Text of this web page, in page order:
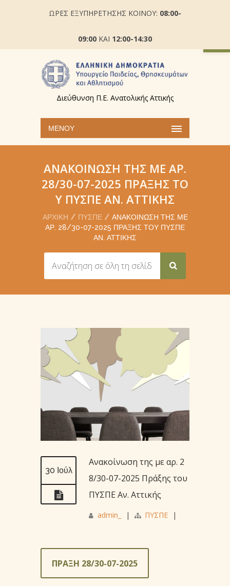
ΩΡΕΣ ΕΞΥΠΗΡΕΤΗΣΗΣ ΚΟΙΝΟΥ: 08:00-
09:00 ΚΑΙ 12:00-14:30
Διεύθυνση Π.Ε. Ανατολικής Αττικής
ΜΕΝΟΎ
ΑΝΑΚΟΊΝΩΣΗ ΤΗΣ ΜΕ ΑΡ.
28/30-07-2025 ΠΡΆΞΗΣ ΤΟ
Υ ΠΥΣΠΕ ΑΝ. ΑΤΤΙΚΉΣ
ΑΡΧΙΚΉ ΠΥΣΠΕ
ΑΝΑΚΟΊΝΩΣΗ ΤΗΣ ΜΕ
ΑΡ. 28/30-07-2025 ΠΡΆΞΗΣ ΤΟΥ ΠΥΣΠΕ
ΑΝ. ΑΤΤΙΚΉΣ
30 Ιούλ
Ανακοίνωση της με αρ. 2
8/30-07-2025 Πράξης του
ΠΥΣΠΕ Αν. Αττικής
admin_ | ΠΥΣΠΕ |
ΠΡΑΞΗ 28/30-07-2025